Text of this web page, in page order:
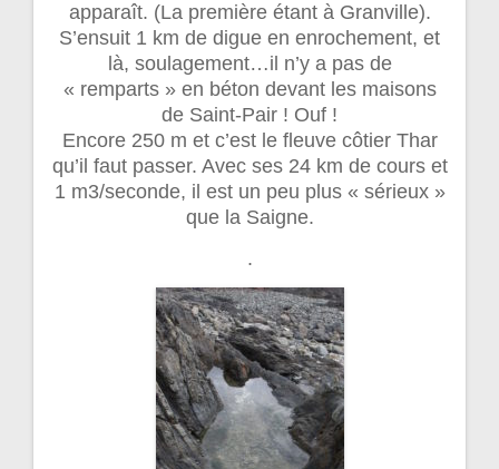
apparaît. (La première étant à Granville).
S’ensuit 1 km de digue en enrochement, et
là, soulagement…il n’y a pas de
« remparts » en béton devant les maisons
de Saint-Pair ! Ouf !
Encore 250 m et c’est le fleuve côtier Thar
qu’il faut passer. Avec ses 24 km de cours et
1 m3/seconde, il est un peu plus « sérieux »
que la Saigne.
.